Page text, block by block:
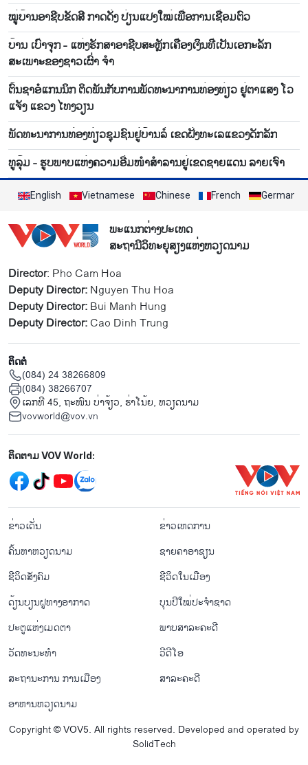
ໝູ່​ບ້ານ​ອາ​ຊີບ​ຂັດ​ສີ ກາດ​ດັ່ງ ປ່​ຽນ​ແປງ​ໃໝ່​ເພື່ອການ​ເຊື່ອມ​ຕົວ
ບ້ານ ເບົ່າຈຸກ - ແຫ່ງຮັກສາອາຊີບສະຫຼັກເຄື່ອງເງິນທີ່ເປັນເອກະລັກ
ສະເພາະຂອງຊາວເຜົ່າ ຈຳ
ຕົ້ນ​ຊາ​ອໍແກນ​ນິກ​ ຕິດ​ພັນ​ກັບ​ການ​ພັດ​ທະ​ນາ​ການ​ທ່ອງ​ທ່ຽວ ​ຢູ່​ຕາ​ແສງ ໂວ​
ແຈັງ ແຂວງ ໄທ​ງວຽນ
ພັດທະນາການທ່ອງທ່ຽວຊຸມຊົນຢູ່ບ້ານລໍ່ ເຂດຝັ່ງທະເລແຂວງດັກລັກ
ທູລຸ້ມ - ຮູບພາບແຫ່ງຄວາມອີ່ມໜຳສຳລານຢູ່ເຂດຊາຍແດນ ລາຍເຈົາ
English Vietnamese Chinese French German
ພະແນກຕ່າງປະເທດ
ສະຖານີວິທະຍຸສຽງແຫ່ງຫວຽດນາມ
Director: Pho Cam Hoa
Deputy Director:Nguyen Thu Hoa
Deputy Director:Bui Manh Hung
Deputy Director:Cao Dinh Trung
ຕິດຕໍ່
(084) 24 38266809
(084) 38266707
ເລກທີ 45, ຖະໜົນ ບ່າ​ຈ້ຽວ, ຮ່າ​ໂນ້ຍ, ຫວຽດນາມ
vovworld@vov.vn
Mạng xã hội
ຕິດຕາມ VOV World:
menu footer tiếng Lào
ຂ່າວເດັ່ນ
ຂ່າວເຫດການ
ຄົ້ນຫາຫວຽດນາມ
ຊາຍຄາອາຊຽນ
ຊີ​ວິດ​ສັງ​ຄົມ
ຊີ​ວິດ​ໃນ​ເມືອງ
ດ້ຽນບຽນ​ຝູທາງ​ອາກາດ
ບຸນປີໃໝ່ປະຈຳຊາດ
ປະຕູແຫ່ງເມດຕາ
ພາບສາລະຄະດີ
ວັດທະນະທໍາ
ວີດີໂອ
ສະຖານະການ ການເມືອງ
ສາລະຄະດີ
ອາຫານຫວຽດນາມ
Copyright © VOV5. All rights reserved. Developed and operated by
SolidTech